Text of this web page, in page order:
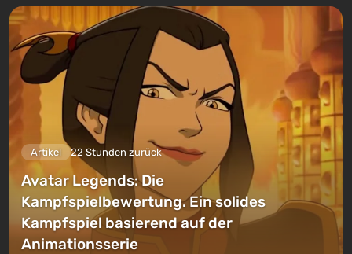
Artikel 22 Stunden zurück
Avatar Legends: Die
Kampfspielbewertung. Ein solides
Kampfspiel basierend auf der
Animationsserie